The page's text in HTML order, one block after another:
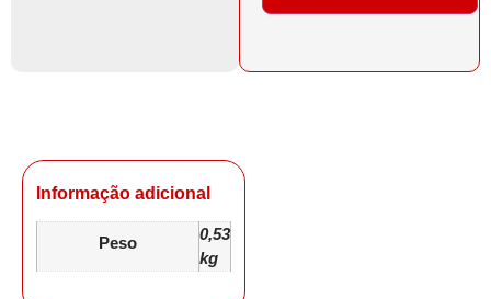
Informação adicional
Peso
0,53
kg